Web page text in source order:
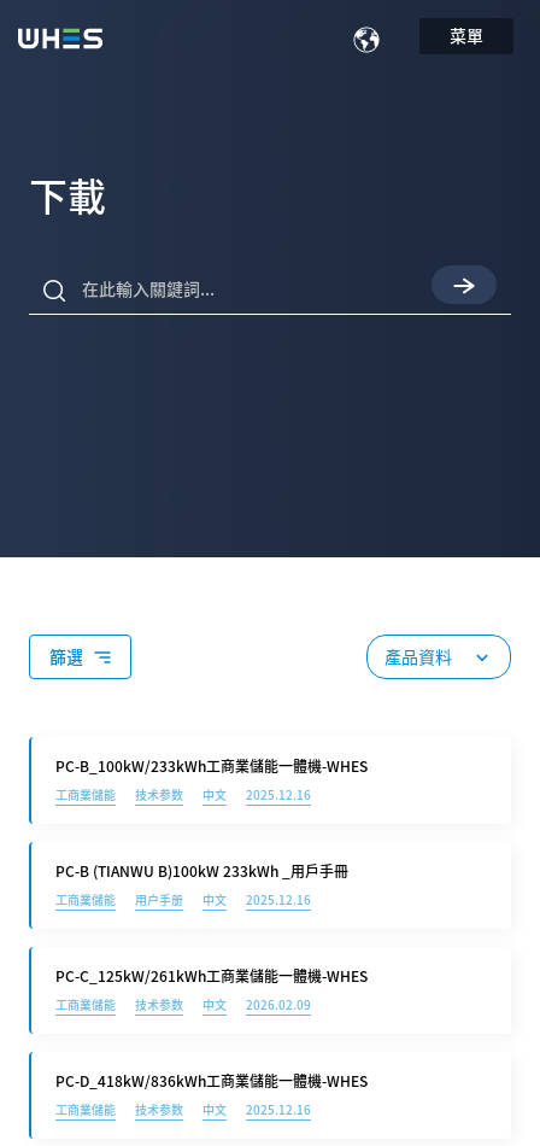
菜單
下載
在此輸入關鍵詞...
產品資料
篩選
PC-B_100kW/233kWh工商業儲能一體機-WHES
工商業儲能 技术参数 中文 2025.12.16
PC-B (TIANWU B)100kW 233kWh _用戶手冊
工商業儲能 用户手册 中文 2025.12.16
PC-C_125kW/261kWh工商業儲能一體機-WHES
工商業儲能 技术参数 中文 2026.02.09
PC-D_418kW/836kWh工商業儲能一體機-WHES
工商業儲能 技术参数 中文 2025.12.16